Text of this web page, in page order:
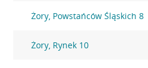
Żory, Powstańców Śląskich 8
Żory, Rynek 10